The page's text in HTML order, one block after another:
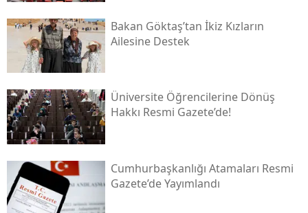
Bakan Göktaş’tan İkiz Kızların
Ailesine Destek
Üniversite Öğrencilerine Dönüş
Hakkı Resmi Gazete’de!
Cumhurbaşkanlığı Atamaları Resmi
Gazete’de Yayımlandı